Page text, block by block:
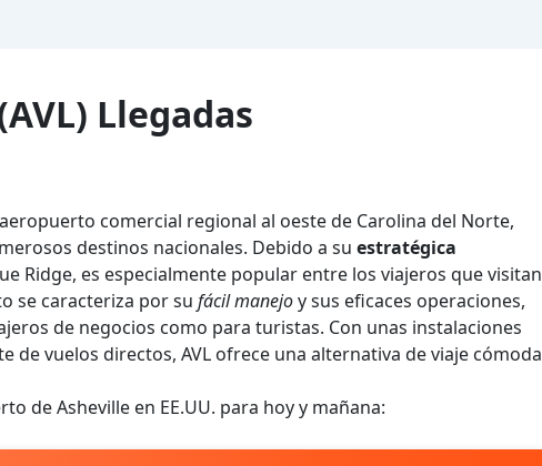
Llegadas
comercial regional al oeste de Carolina del Norte,
destinos nacionales. Debido a su estratégica
Ridge, es especialmente popular entre los viajeros que visitan
se caracteriza por su fácil manejoy sus eficaces operaciones,
de negocios como para turistas. Con unas instalaciones
de vuelos directos, AVL ofrece una alternativa de viaje cómoda
de Asheville en EE.UU. para hoy y mañana: